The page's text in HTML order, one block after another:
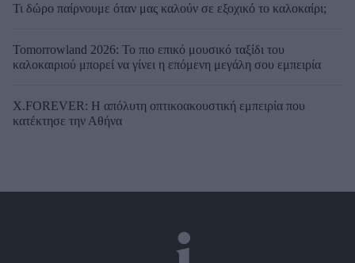
Τι δώρο παίρνουμε όταν μας καλούν σε εξοχικό το καλοκαίρι;
Tomorrowland 2026: Το πιο επικό μουσικό ταξίδι του
καλοκαιριού μπορεί να γίνει η επόμενη μεγάλη σου εμπειρία
X.FOREVER: Η απόλυτη οπτικοακουστική εμπειρία που
κατέκτησε την Αθήνα